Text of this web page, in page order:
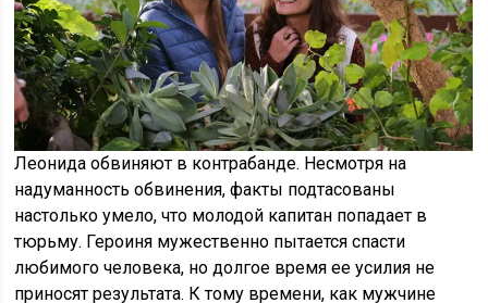
Леонида обвиняют в контрабанде. Несмотря на
надуманность обвинения, факты подтасованы
настолько умело, что молодой капитан попадает в
тюрьму. Героиня мужественно пытается спасти
любимого человека, но долгое время ее усилия не
приносят результата. К тому времени, как мужчине